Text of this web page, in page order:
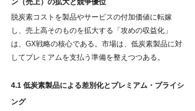
脱炭素コストを製品やサービスの付加価値に転嫁
し、売上高そのものを拡大する「攻めの収益化」
は、GX戦略の核心である。市場は、低炭素製品に対
してプレミアムを支払う準備を整えつつある。
4.1 低炭素製品による差別化とプレミアム・プライシ
ング